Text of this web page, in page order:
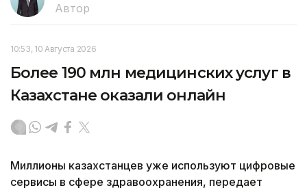
Автор
10:53, 10 Августа 2026
Более 190 млн медицинских услуг в
Казахстане оказали онлайн
Миллионы казахстанцев уже используют цифровые
сервисы в сфере здравоохранения, передает